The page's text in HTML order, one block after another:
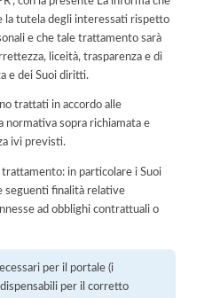
la tutela degli interessati rispetto
e che tale trattamento sarà
liceità, trasparenza e di
e dei Suoi diritti.
trattati in accordo alle
normativa sopra richiamata e
ivi previsti.
trattamento: in particolare i Suoi
seguenti finalità relative
ad obblighi contrattuali o
per il portale (i
per il corretto